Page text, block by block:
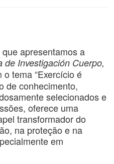
apresentamos a
de Investigación Cuerpo,
o tema “Exercício é
de conhecimento,
selecionados e
oferece uma
transformador do
na proteção e na
em